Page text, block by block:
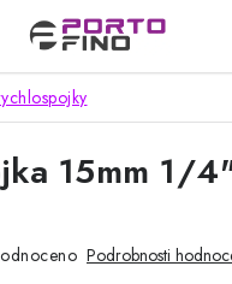
VOZIDLA
K AUTOMYČKÁM
STROJE
15mm 1/
Podrobnosti